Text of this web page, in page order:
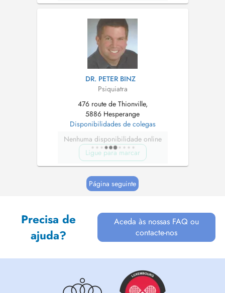
DR. PETER BINZ
Psiquiatra
476 route de Thionville,
5886 Hesperange
Disponibilidades de colegas
Nenhuma disponibilidade online
Ligue para marcar
Página seguinte
Precisa de
ajuda?
Aceda às nossas FAQ ou
contacte-nos